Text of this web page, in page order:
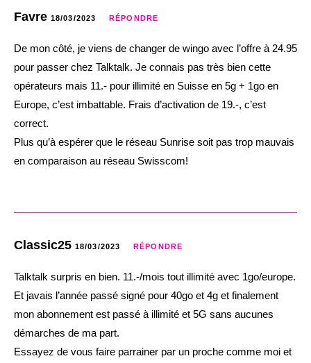
Favre 18/03/2023 RÉPONDRE
De mon côté, je viens de changer de wingo avec l’offre à 24.95
pour passer chez Talktalk. Je connais pas très bien cette
opérateurs mais 11.- pour illimité en Suisse en 5g + 1go en
Europe, c’est imbattable. Frais d’activation de 19.-, c’est
correct.
Plus qu’à espérer que le réseau Sunrise soit pas trop mauvais
en comparaison au réseau Swisscom!
Classic25 18/03/2023 RÉPONDRE
Talktalk surpris en bien. 11.-/mois tout illimité avec 1go/europe.
Et javais l’année passé signé pour 40go et 4g et finalement
mon abonnement est passé à illimité et 5G sans aucunes
démarches de ma part.
Essayez de vous faire parrainer par un proche comme moi et